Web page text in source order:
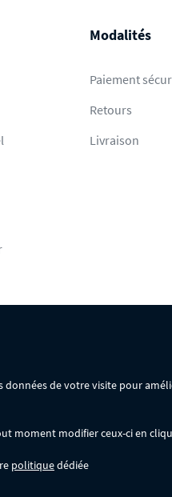
Modalités
Paiement
Retours
Livraison
de votre visite pour
moment modifier ceux-ci en
politiquedédiée